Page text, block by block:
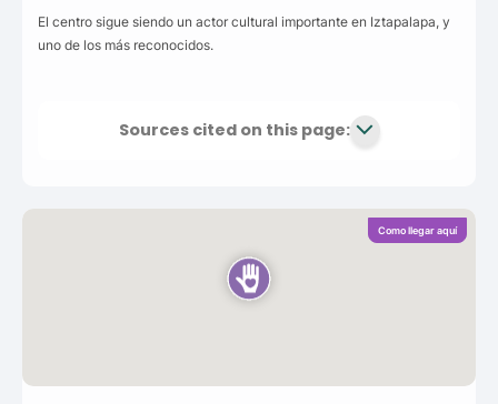
El centro sigue siendo un actor cultural importante en Iztapalapa, y
uno de los más reconocidos.
Sources cited on this page:
Como llegar aquí